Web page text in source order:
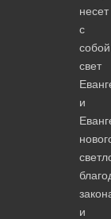
несет
с
собой
свет
и
и